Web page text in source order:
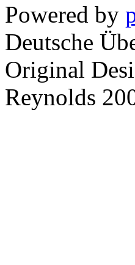
Powered by
Deutsche
Original
Reynolds